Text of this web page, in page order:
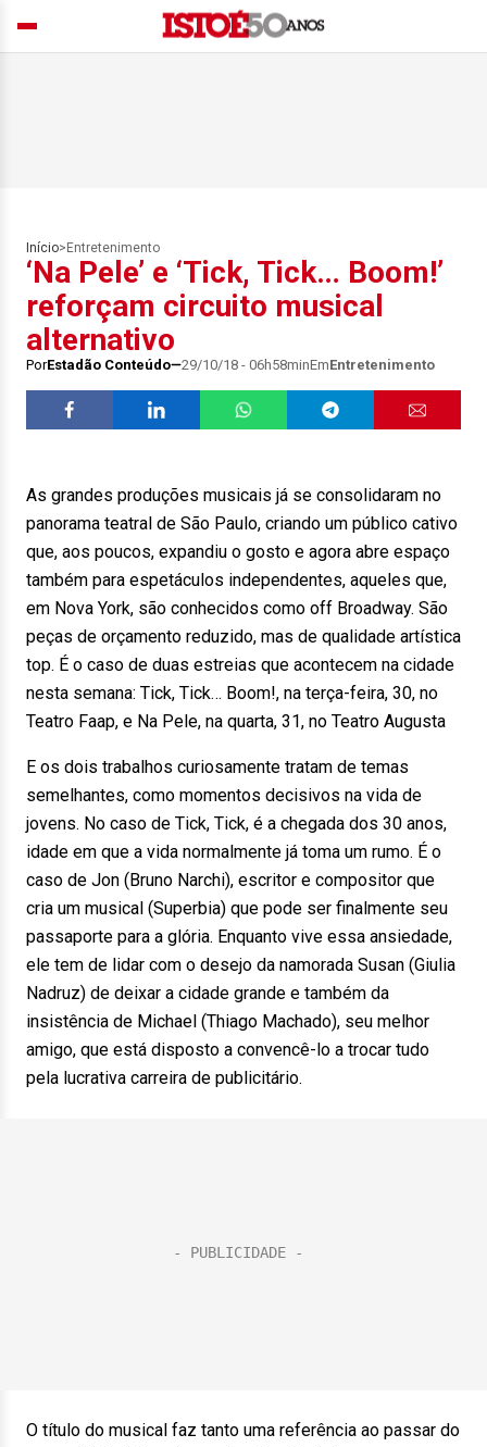
Início> Entretenimento
‘Na Pele’ e ‘Tick, Tick… Boom!’
reforçam circuito musical
alternativo
PorEstadão Conteúdo 29/10/18 - 06h58minEmEntretenimento
As grandes produções musicais já se consolidaram no
panorama teatral de São Paulo, criando um público cativo
que, aos poucos, expandiu o gosto e agora abre espaço
também para espetáculos independentes, aqueles que,
em Nova York, são conhecidos como off Broadway. São
peças de orçamento reduzido, mas de qualidade artística
top. É o caso de duas estreias que acontecem na cidade
nesta semana: Tick, Tick… Boom!, na terça-feira, 30, no
Teatro Faap, e Na Pele, na quarta, 31, no Teatro Augusta
E os dois trabalhos curiosamente tratam de temas
semelhantes, como momentos decisivos na vida de
jovens. No caso de Tick, Tick, é a chegada dos 30 anos,
idade em que a vida normalmente já toma um rumo. É o
caso de Jon (Bruno Narchi), escritor e compositor que
cria um musical (Superbia) que pode ser finalmente seu
passaporte para a glória. Enquanto vive essa ansiedade,
ele tem de lidar com o desejo da namorada Susan (Giulia
Nadruz) de deixar a cidade grande e também da
insistência de Michael (Thiago Machado), seu melhor
amigo, que está disposto a convencê-lo a trocar tudo
pela lucrativa carreira de publicitário.
O título do musical faz tanto uma referência ao passar do